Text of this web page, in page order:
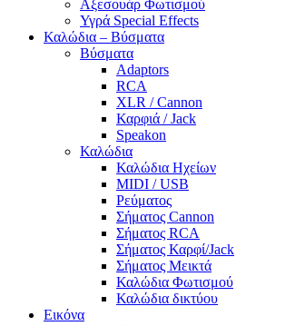
Αξεσουάρ Φωτισμού
Υγρά Special Effects
Καλώδια – Βύσματα
Βύσματα
Adaptors
RCA
XLR / Cannon
Καρφιά / Jack
Speakon
Καλώδια
Καλώδια Ηχείων
MIDI / USB
Ρεύματος
Σήματος Cannon
Σήματος RCA
Σήματος Καρφί/Jack
Σήματος Μεικτά
Καλώδια Φωτισμού
Καλώδια δικτύου
Εικόνα